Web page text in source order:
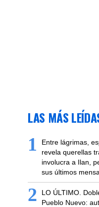
LAS MÁS
1
Entre lágrimas,
revela querellas
involucra a Ilan,
sus últimos
2
LO ÚLTIMO.
Pueblo Nuevo: